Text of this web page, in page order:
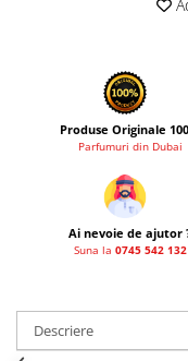
French Avenue
Grandeur Elite
Jenny Glow
Lattafa Pride
Maison Alhambra
Montage Brands
Produse Originale
Parfumuri din Dubai
Ai nevoie de ajutor
Suna la 0745 542 132
Descriere